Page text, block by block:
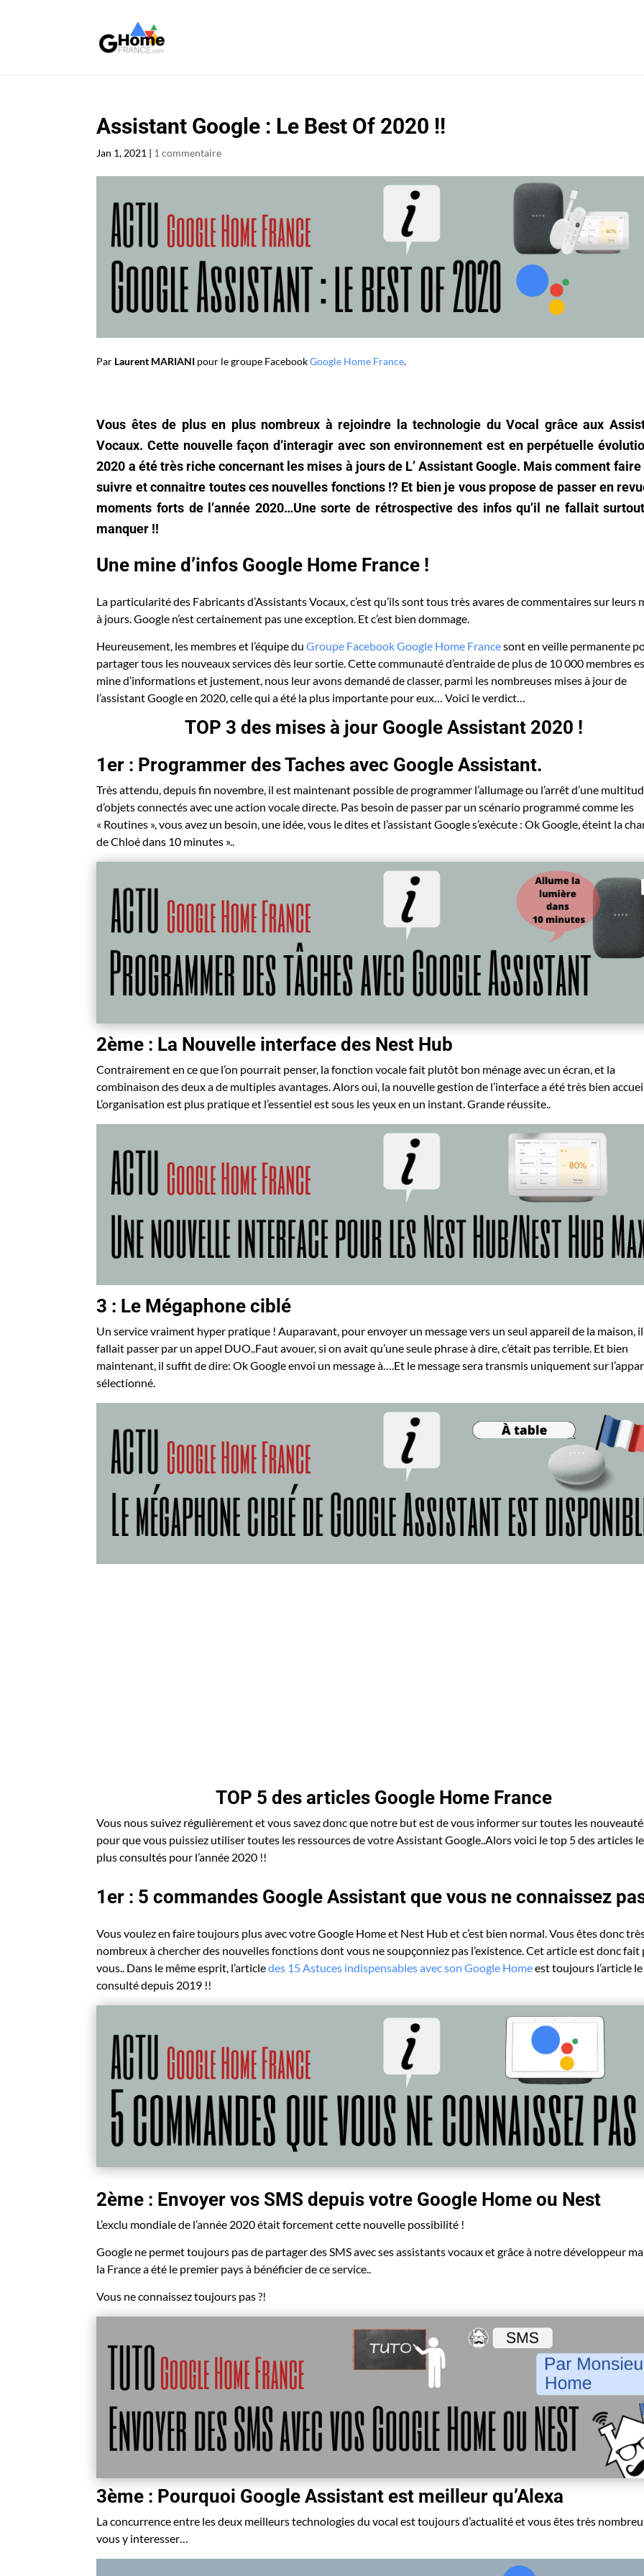
Assistant Google : Le Best Of 2020 !!
Jan 1, 2021 | 1 commentaire
Par Laurent MARIANI pour le groupe FacebookGoogle Home France.
Vous êtes de plus en plus nombreux à rejoindre la technologie du Vocal grâce aux
Vocaux. Cette nouvelle façon d’interagir avec son environnement est en perpétuelle
2020 a été très riche concernant les mises à jours de L’ Assistant Google. Mais comment faire
suivre et connaitre toutes ces nouvelles fonctions !? Et bien je vous propose de passer en
moments forts de l’année 2020…Une sorte de rétrospective des infos qu’il ne fallait
manquer !!
Une mine d’infos Google Home France !
La particularité des Fabricants d’Assistants Vocaux, c’est qu’ils sont tous très avares de commentaires sur leurs
à jours. Google n’est certainement pas une exception. Et c’est bien dommage.
Heureusement, les membres et l’équipe duGroupe Facebook Google Home Francesont en veille permanente
partager tous les nouveaux services dès leur sortie. Cette communauté d’entraide de plus de 10 000 membres
mine d’informations et justement, nous leur avons demandé de classer, parmi les nombreuses mises à jour de
l’assistant Google en 2020, celle qui a été la plus importante pour eux… Voici le verdict…
TOP 3 des mises à jour Google Assistant 2020 !
1er : Programmer des Taches avec Google Assistant.
Très attendu, depuis fin novembre, il est maintenant possible de programmer l’allumage ou l’arrêt d’une
d’objets connectés avec une action vocale directe. Pas besoin de passer par un scénario programmé comme les
« Routines », vous avez un besoin, une idée, vous le dites et l’assistant Google s’exécute : Ok Google, éteint la
de Chloé dans 10 minutes »..
2ème : La Nouvelle interface des Nest Hub
Contrairement en ce que l’on pourrait penser, la fonction vocale fait plutôt bon ménage avec un écran, et la
combinaison des deux a de multiples avantages. Alors oui, la nouvelle gestion de l’interface a été très bien
L’organisation est plus pratique et l’essentiel est sous les yeux en un instant. Grande réussite..
3 : Le Mégaphone ciblé
Un service vraiment hyper pratique ! Auparavant, pour envoyer un message vers un seul appareil de la maison, il
fallait passer par un appel DUO..Faut avouer, si on avait qu’une seule phrase à dire, c’était pas terrible. Et bien
maintenant, il suffit de dire: Ok Google envoi un message à….Et le message sera transmis uniquement sur
sélectionné.
TOP 5 des articles Google Home France
Vous nous suivez régulièrement et vous savez donc que notre but est de vous informer sur toutes les
pour que vous puissiez utiliser toutes les ressources de votre Assistant Google..Alors voici le top 5 des articles
plus consultés pour l’année 2020 !!
1er : 5 commandes Google Assistant que vous ne connaissez
Vous voulez en faire toujours plus avec votre Google Home et Nest Hub et c’est bien normal. Vous êtes donc
nombreux à chercher des nouvelles fonctions dont vous ne soupçonniez pas l’existence. Cet article est donc fait
vous.. Dans le même esprit, l’articledes 15 Astuces indispensables avec son Google Homeest toujours l’article
consulté depuis 2019 !!
2ème : Envoyer vos SMS depuis votre Google Home ou Nest
L’exclu mondiale de l’année 2020 était forcement cette nouvelle possibilité !
Google ne permet toujours pas de partager des SMS avec ses assistants vocaux et grâce à notre développeur
la France a été le premier pays à bénéficier de ce service..
Vous ne connaissez toujours pas ?!
3ème : Pourquoi Google Assistant est meilleur qu’Alexa
La concurrence entre les deux meilleurs technologies du vocal est toujours d’actualité et vous êtes très
vous y interesser…